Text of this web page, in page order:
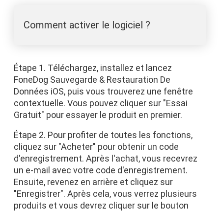
Comment activer le logiciel ?
Étape 1. Téléchargez, installez et lancez
FoneDog Sauvegarde & Restauration De
Données iOS, puis vous trouverez une fenêtre
contextuelle. Vous pouvez cliquer sur "Essai
Gratuit" pour essayer le produit en premier.
Étape 2. Pour profiter de toutes les fonctions,
cliquez sur "Acheter" pour obtenir un code
d'enregistrement. Après l'achat, vous recevrez
un e-mail avec votre code d'enregistrement.
Ensuite, revenez en arrière et cliquez sur
"Enregistrer". Après cela, vous verrez plusieurs
produits et vous devrez cliquer sur le bouton